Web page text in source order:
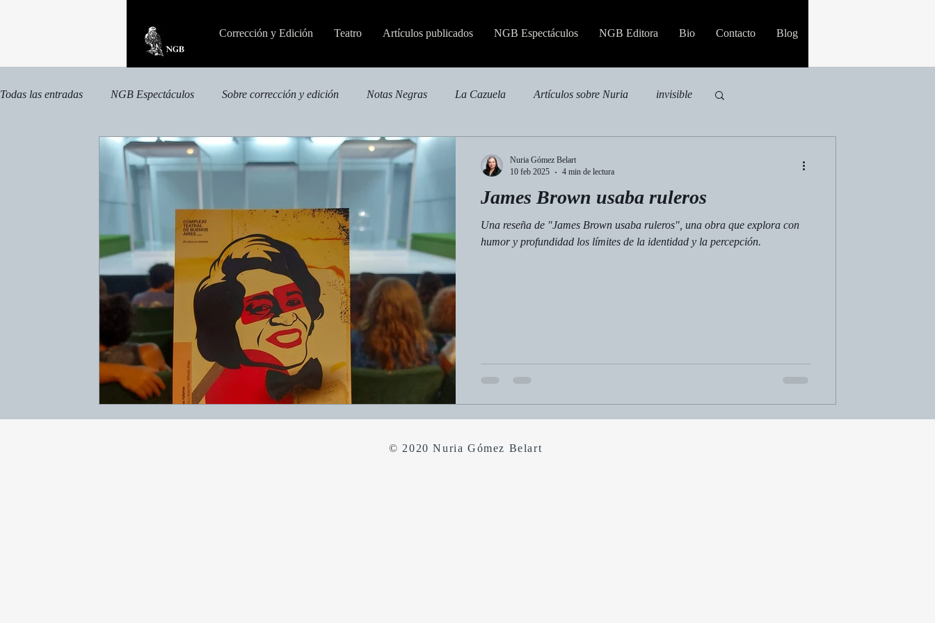
Corrección y Edición Teatro Artículos publicados NGB Espectáculos NGB Editora Bio Contacto Blog
Todas las entradas NGB Espectáculos Sobre corrección y edición Notas Negras La Cazuela Artículos sobre Nuria invisible
Otras publicaciones Publicaciones especializadas
James Brown usaba ruleros
Una reseña de "James Brown usaba ruleros", una obra que explora con
humor y profundidad los límites de la identidad y la percepción.
Nuria Gómez Belart
10 feb 2025
4 min de lectura
© 2020 Nuria Gómez Belart